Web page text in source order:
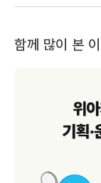
함께 많이 본 이